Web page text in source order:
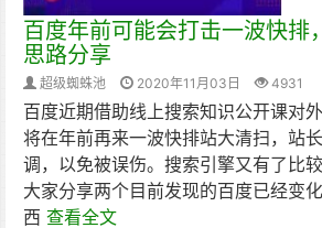
百度年前可能会打击一波快排
思路分享
超级蜘蛛池 2020年11月03日 4931
百度近期借助线上搜索知识公开课对
将在年前再来一波快排站大清扫，站
调，以免被误伤。搜索引擎又有了比
大家分享两个目前发现的百度已经变
西 查看全文